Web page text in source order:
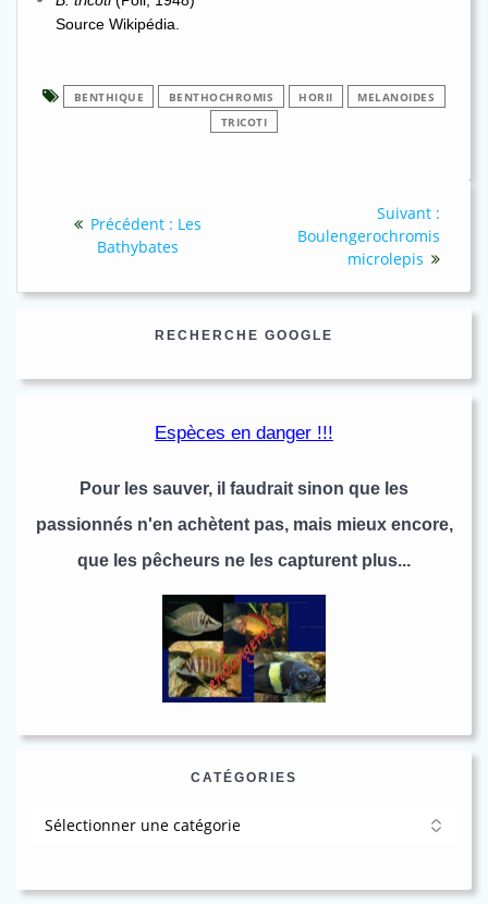
Source Wikipédia.
BENTHIQUE BENTHOCHROMIS HORII
MELANOIDES
TRICOTI
Précédent : Article
précédent
Les
Bathybates
Suivant :
:
Boulengerochromis
microlepis
RECHERCHE GOOGLE
Espèces en danger !!!
Pour les sauver, il faudrait sinon que les
passionnés n'en achètent pas, mais mieux encore,
que les pêcheurs ne les capturent plus...
CATÉGORIES